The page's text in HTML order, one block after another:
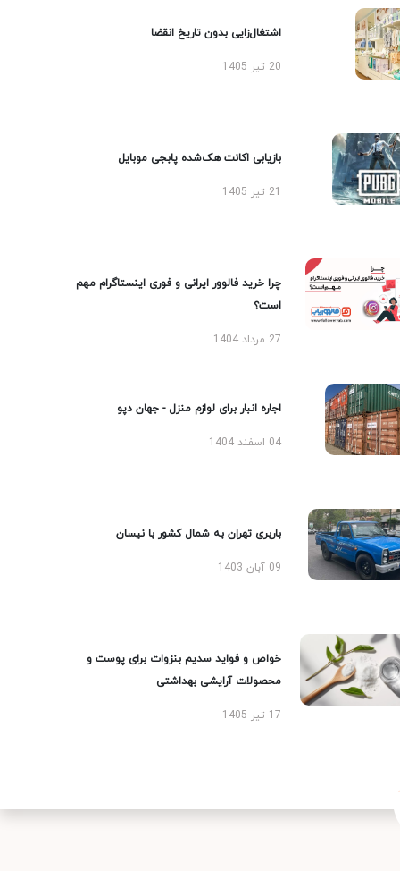
اشتغال‌زایی بدون تاریخ انقضا
20 تیر 1405
بازیابی اکانت هک‌شده پابجی موبایل
چرا خرید فالوور ایرانی و فوری اینستاگرام مهم
است؟
27 مرداد 1404
اجاره انبار برای لوازم منزل - جهان دپو
04 اسفند 1404
باربری تهران به شمال کشور با نیسان
09 آبان 1403
خواص و فواید سدیم بنزوات برای پوست و
محصولات آرایشی بهداشتی
17 تیر 1405